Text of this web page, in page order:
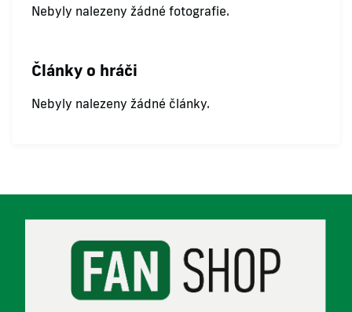
Nebyly nalezeny žádné fotografie.
Články o hráči
Nebyly nalezeny žádné články.